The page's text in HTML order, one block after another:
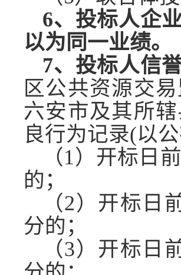
6、投标人企
以为同一业绩。
7、投标人信
区公共资源交
六安市及其所
良行为记录(以
（1）开标日
的；
（2）开标日
分的；
（3）开标日